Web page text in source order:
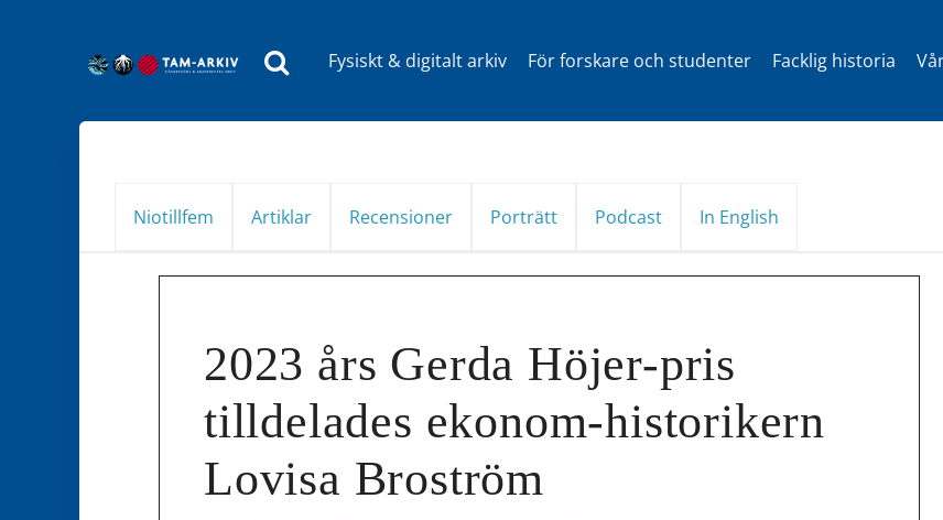
Huvudnavigering
Fysiskt & digitalt arkiv För forskare och studenter Facklig historia
Niotillfem Artiklar Recensioner Porträtt Podcast In English
2023 års Gerda Höjer-pris
tilldelades ekonom-historikern
Lovisa Broström